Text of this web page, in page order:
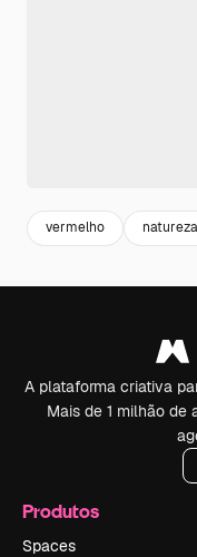
vermelho natureza
A plataforma criativa
Mais de 1 milhão de
Produtos
Spaces